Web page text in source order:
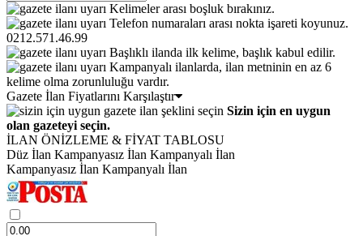
Kelimeler arası boşluk bırakınız.
Telefon numaraları arası nokta işareti koyunuz.
0212.571.46.99
Başlıklı ilanda ilk kelime, başlık kabul edilir.
Kampanyalı ilanlarda, ilan metninin en az 6
kelime olma zorunluluğu vardır.
Gazete İlan Fiyatlarını Karşılaştır
Sizin için en uygun
olan gazeteyi seçin.
İLAN ÖNİZLEME & FİYAT TABLOSU
Düz İlan Kampanyasız İlan Kampanyalı İlan
Kampanyasız İlan Kampanyalı İlan